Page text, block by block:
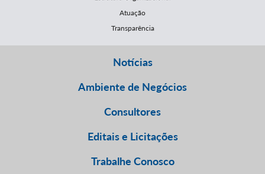
Atuação
Transparência
Notícias
Ambiente de Negócios
Consultores
Editais e Licitações
Trabalhe Conosco